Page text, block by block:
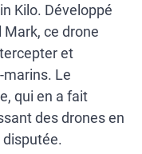
Kilo. Développé
ce drone
et
marins. Le
qui en a fait
des drones en